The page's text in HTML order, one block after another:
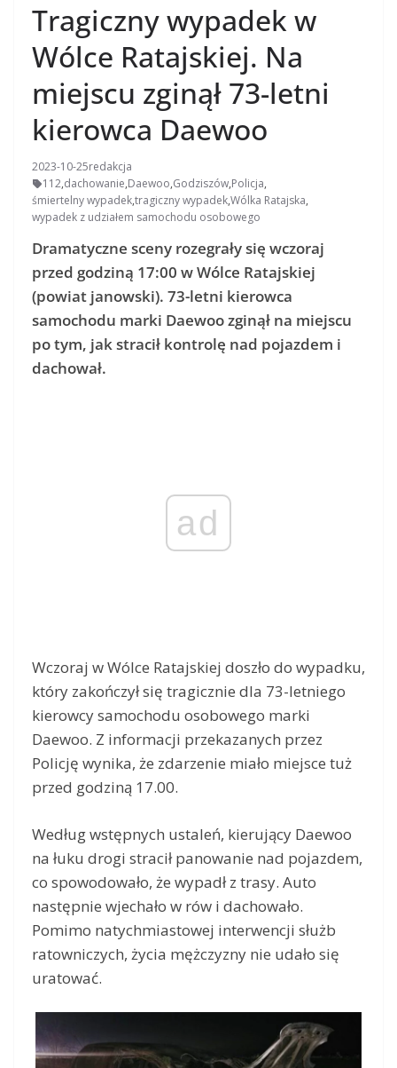
Tragiczny wypadek w
Wólce Ratajskiej. Na
miejscu zginął 73-letni
kierowca Daewoo
2023-10-25redakcja
112,dachowanie,Daewoo,Godziszów,Policja,
śmiertelny wypadek,tragiczny wypadek,Wólka Ratajska,
wypadek z udziałem samochodu osobowego
Dramatyczne sceny rozegrały się wczoraj
przed godziną 17:00 w Wólce Ratajskiej
(powiat janowski). 73-letni kierowca
samochodu marki Daewoo zginął na miejscu
po tym, jak stracił kontrolę nad pojazdem i
dachował.
ad
Wczoraj w Wólce Ratajskiej doszło do wypadku,
który zakończył się tragicznie dla 73-letniego
kierowcy samochodu osobowego marki
Daewoo. Z informacji przekazanych przez
Policję wynika, że zdarzenie miało miejsce tuż
przed godziną 17.00.
Według wstępnych ustaleń, kierujący Daewoo
na łuku drogi stracił panowanie nad pojazdem,
co spowodowało, że wypadł z trasy. Auto
następnie wjechało w rów i dachowało.
Pomimo natychmiastowej interwencji służb
ratowniczych, życia mężczyzny nie udało się
uratować.